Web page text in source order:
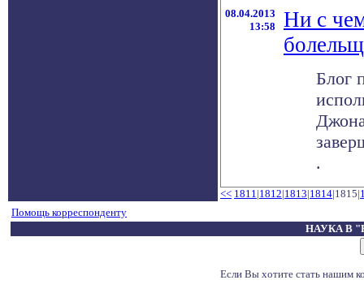
08.04.2013
13:58
Ни с
Блог
.
<< 1811|1812|1813|1814|1815|
Помощь корреспонденту
НАУКА В
Если Вы хотите стать нашим